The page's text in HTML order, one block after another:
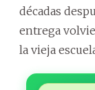
décadas
entrega
la vieja